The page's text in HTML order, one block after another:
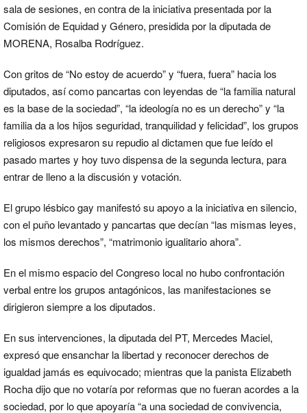
sala de sesiones, en contra de la iniciativa presentada por la
Comisión de Equidad y Género, presidida por la diputada de
MORENA, Rosalba Rodríguez.
Con gritos de “No estoy de acuerdo” y “fuera, fuera” hacia los
diputados, así como pancartas con leyendas de “la familia natural
es la base de la sociedad”, “la ideología no es un derecho” y “la
familia da a los hijos seguridad, tranquilidad y felicidad”, los grupos
religiosos expresaron su repudio al dictamen que fue leído el
pasado martes y hoy tuvo dispensa de la segunda lectura, para
entrar de lleno a la discusión y votación.
El grupo lésbico gay manifestó su apoyo a la iniciativa en silencio,
con el puño levantado y pancartas que decían “las mismas leyes,
los mismos derechos”, “matrimonio igualitario ahora”.
En el mismo espacio del Congreso local no hubo confrontación
verbal entre los grupos antagónicos, las manifestaciones se
dirigieron siempre a los diputados.
En sus intervenciones, la diputada del PT, Mercedes Maciel,
expresó que ensanchar la libertad y reconocer derechos de
igualdad jamás es equivocado; mientras que la panista Elizabeth
Rocha dijo que no votaría por reformas que no fueran acordes a la
sociedad, por lo que apoyaría “a una sociedad de convivencia,